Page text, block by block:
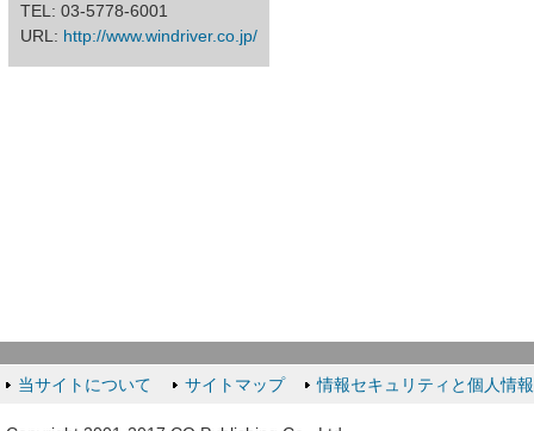
TEL: 03-5778-6001
URL: http://www.windriver.co.jp/
当サイトについて サイトマップ 情報セキュリティと個人情